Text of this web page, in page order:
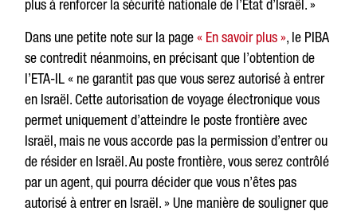
plus à renforcer la sécurité nationale de l’État d’Israël. »
Dans une petite note sur la page« En savoir plus », le PIBA
se contredit néanmoins, en précisant que l’obtention de
l’ETA-IL « ne garantit pas que vous serez autorisé à entrer
en Israël. Cette autorisation de voyage électronique vous
permet uniquement d’atteindre le poste frontière avec
Israël, mais ne vous accorde pas la permission d’entrer ou
de résider en Israël. Au poste frontière, vous serez contrôlé
par un agent, qui pourra décider que vous n’êtes pas
autorisé à entrer en Israël. » Une manière de souligner que